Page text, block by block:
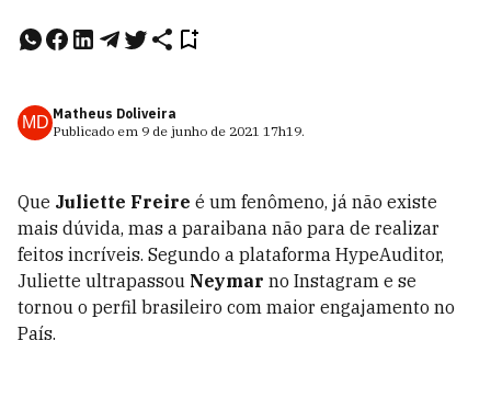
MD Matheus Doliveira
Publicado em 9 de junho de 2021 17h19.
Que Juliette Freire é um fenômeno, já não existe
mais dúvida, mas a paraibana não para de realizar
feitos incríveis. Segundo a plataforma HypeAuditor,
Juliette ultrapassou Neymar no Instagram e se
tornou o perfil brasileiro com maior engajamento no
País.